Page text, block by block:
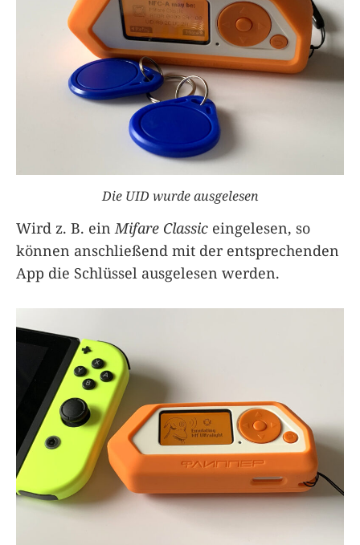
Die UID wurde ausgelesen
Wird z. B. einMifare Classic eingelesen, so
können anschließend mit der entsprechenden
App die Schlüssel ausgelesen werden.